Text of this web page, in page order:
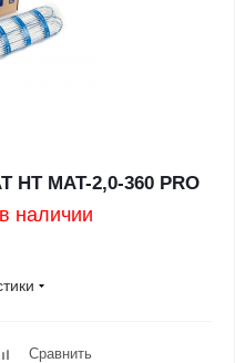
HT MAT-2,0-360 PRO
наличии
Сравнить